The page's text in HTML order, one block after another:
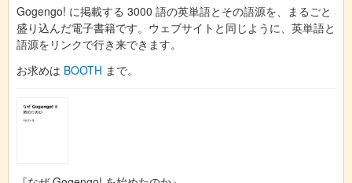
Gogengo! に掲載する 3000 語の英単語とその語源を、まるごと
盛り込んだ電子書籍です。ウェブサイトと同じように、英単語と
語源をリンクで行き来できます。
お求めは BOOTH まで。